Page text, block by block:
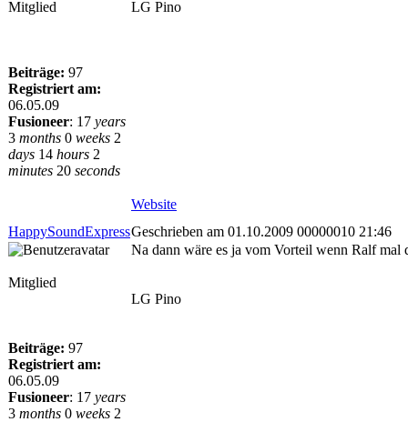
Mitglied
Beiträge: 97
Registriert am:
06.05.09
Fusioneer: 17 years
3 months 0 weeks 2
days 14 hours 2
minutes 20 seconds
LG Pino
Website
HappySoundExpressGeschrieben am 01.10.2009 00000010 21:46
Mitglied
Beiträge: 97
Registriert am:
06.05.09
Fusioneer: 17 years
3 months 0 weeks 2
Na dann wäre es ja vom Vorteil wenn Ralf mal
LG Pino